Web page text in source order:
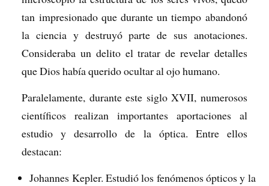
tan impresionado que durante un tiempo abandonó
la ciencia y destruyó parte de sus anotaciones.
Consideraba un delito el tratar de revelar detalles
que Dios había querido ocultar al ojo humano.
Paralelamente, durante este siglo XVII, numerosos
científicos realizan importantes aportaciones al
estudio y desarrollo de la óptica. Entre ellos
destacan:
Johannes Kepler. Estudió los fenómenos ópticos y la